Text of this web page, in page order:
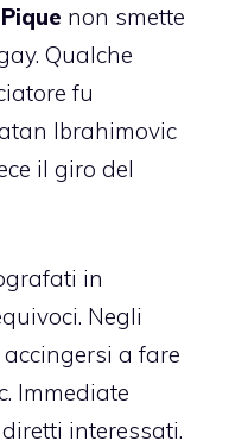
non smette
Qualche
fu
Ibrahimovic
il giro del
in
Negli
a fare
Immediate
interessati.